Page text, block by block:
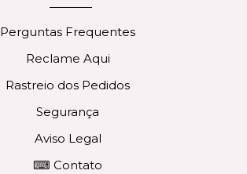
Perguntas Frequentes
Reclame Aqui
Rastreio dos Pedidos
Segurança
Aviso Legal
⌨ Contato